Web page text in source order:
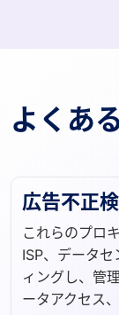
よくあ
広告不正
これらのプロ
ISP、データ
ィングし、管
ータアクセス